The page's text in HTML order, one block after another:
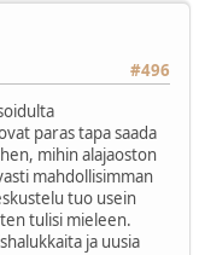
#496
paras tapa saada
mihin alajaoston
mahdollisimman
tuo usein
tulisi mieleen.
ja uusia